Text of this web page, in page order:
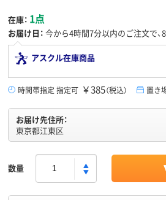
在庫： 1点
お届け日： 今から4時間7分以内のご注文で、
アスクル在庫商品
時間帯指定 指定可 ￥385（税込） 置き
お届け先住所：
東京都江東区
数量